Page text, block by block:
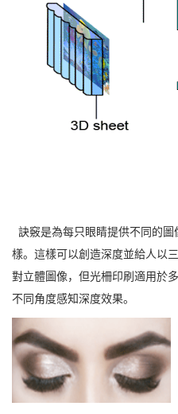
訣竅是為每只眼睛提供不同的
樣。這樣可以創造深度並給人以
對立體圖像，但光柵印刷適用於
不同角度感知深度效果。